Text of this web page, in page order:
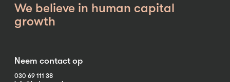
We believe in human capital
growth
Neem contact op
030 69 111 38